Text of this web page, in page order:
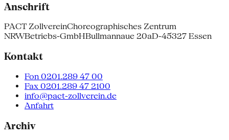
Anschrift
PACT ZollvereinChoreographisches Zentrum
NRWBetriebs-GmbHBullmannaue 20aD-45327 Essen
Kontakt
Fon 0201.289 47 00
Fax 0201.289 47 2100
info@pact-zollverein.de
Anfahrt
Archiv